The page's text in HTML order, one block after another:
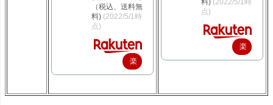
（税込、送料無
料) (2022/5/1時
点)
楽
天
で
料) (2022/5/1時
点)
楽
天
購